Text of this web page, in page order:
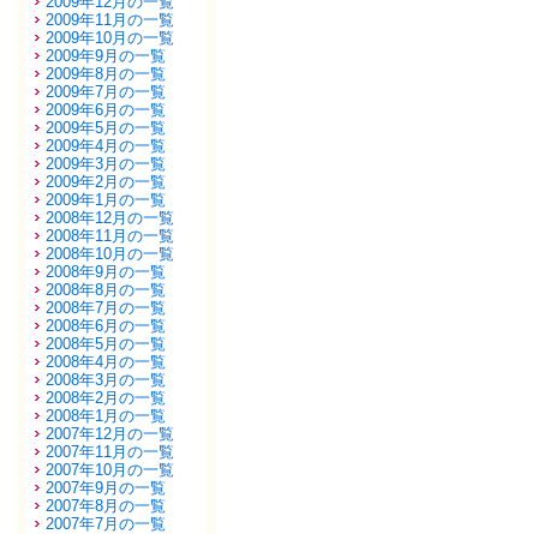
2009年11月の一覧
2009年10月の一覧
2009年9月の一覧
2009年8月の一覧
2009年7月の一覧
2009年6月の一覧
2009年5月の一覧
2009年4月の一覧
2009年3月の一覧
2009年2月の一覧
2009年1月の一覧
2008年12月の一覧
2008年11月の一覧
2008年10月の一覧
2008年9月の一覧
2008年8月の一覧
2008年7月の一覧
2008年6月の一覧
2008年5月の一覧
2008年4月の一覧
2008年3月の一覧
2008年2月の一覧
2008年1月の一覧
2007年12月の一覧
2007年11月の一覧
2007年10月の一覧
2007年9月の一覧
2007年8月の一覧
2007年7月の一覧